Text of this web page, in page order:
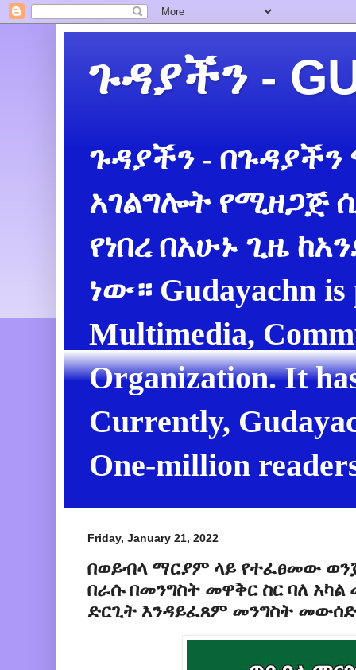
ጉዳያችን -
ጉዳያችን -
አገልግሎት የሚዘጋጅ
የነበረ በአሁኑ ጊዜ
ነው። Gudayachn is
Multimedia,
Organization. It
Currently,
One-million
Friday, January 21, 2022
በወይብላ ማርያም ላይ የተፈፀመው
በራሱ በመንግስት መዋቅር ስር ባለ
ድርጊት እንዳይፈጸም መንግስት